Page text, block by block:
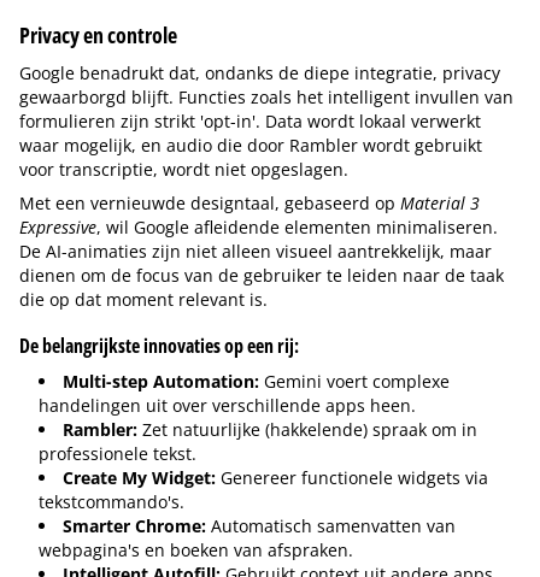
Privacy en controle
Google benadrukt dat, ondanks de diepe integratie, privacy
gewaarborgd blijft. Functies zoals het intelligent invullen van
formulieren zijn strikt 'opt-in'. Data wordt lokaal verwerkt
waar mogelijk, en audio die door Rambler wordt gebruikt
voor transcriptie, wordt niet opgeslagen.
Met een vernieuwde designtaal, gebaseerd op Material 3
Expressive, wil Google afleidende elementen minimaliseren.
De AI-animaties zijn niet alleen visueel aantrekkelijk, maar
dienen om de focus van de gebruiker te leiden naar de taak
die op dat moment relevant is.
De belangrijkste innovaties op een rij:
Multi-step Automation: Gemini voert complexe
handelingen uit over verschillende apps heen.
Rambler: Zet natuurlijke (hakkelende) spraak om in
professionele tekst.
Create My Widget: Genereer functionele widgets via
tekstcommando's.
Smarter Chrome: Automatisch samenvatten van
webpagina's en boeken van afspraken.